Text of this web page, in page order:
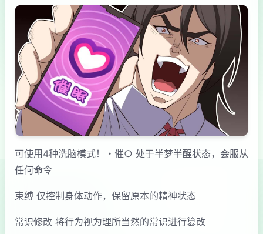
可使用4种洗脑模式！・催○ 处于半梦半醒状态，会服从
任何命令
束缚 仅控制身体动作，保留原本的精神状态
常识修改 将行为视为理所当然的常识进行篡改